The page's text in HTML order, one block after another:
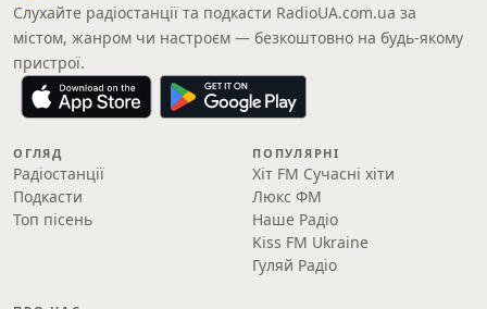
Слухайте радіостанції та подкасти RadioUA.com.ua за
містом, жанром чи настроєм — безкоштовно на будь-якому
пристрої.
ОГЛЯД
Радіостанції
Подкасти
Топ пісень
ПОПУЛЯРНІ
Хіт FM Сучасні хіти
Люкс ФМ
Наше Радіо
Kiss FM Ukraine
Гуляй Радіо